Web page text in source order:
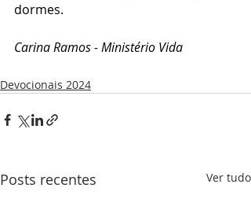
dormes.
Carina Ramos - Ministério Vida
Devocionais 2024
Posts recentes Ver tudo